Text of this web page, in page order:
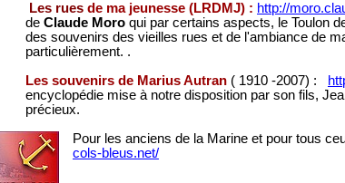
Les rues de ma jeunesse (LRDMJ) : http://
de Claude Moro qui par certains aspects, le Toulon
des souvenirs des vieilles rues et de l'ambiance de
particulièrement. .
Les souvenirs de Marius Autran ( 1910 -2007) :
encyclopédie mise à notre disposition par son fils,
précieux.
Pour les anciens de la Marine et pour tous
cols-bleus.net/